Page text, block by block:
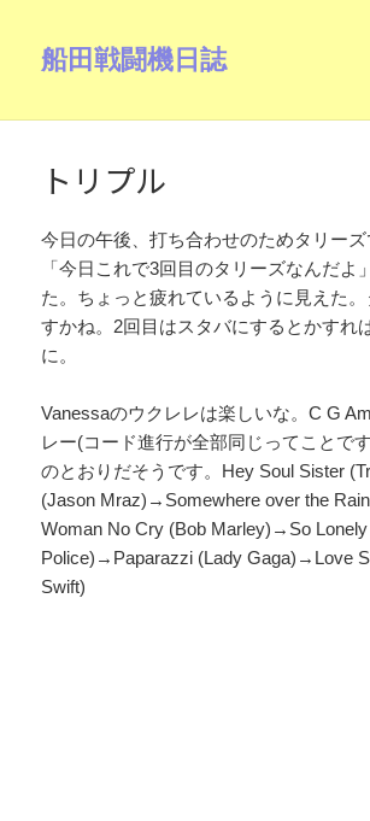
船田戦闘機日誌
トリプル
今日の午後、打ち合わせのためタリーズ
「今日これで3回目のタリーズなんだよ
た。ちょっと疲れているように見えた
すかね。2回目はスタバにするとかすれ
に。
Vanessaのウクレレは楽しいな。C G
レー(コード進行が全部同じってことで
のとおりだそうです。Hey Soul Sister
(Jason Mraz)→Somewhere over the
Woman No Cry (Bob Marley)→So
Police)→Paparazzi (Lady Gaga)→Love
Swift)